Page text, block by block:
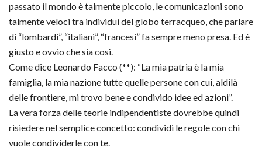
passato il mondo è talmente piccolo, le comunicazioni sono
talmente veloci tra individui del globo terracqueo, che parlare
di “lombardi”, “italiani”, “francesi” fa sempre meno presa. Ed è
giusto e ovvio che sia così.
Come dice Leonardo Facco (**): “La mia patria è la mia
famiglia, la mia nazione tutte quelle persone con cui, aldilà
delle frontiere, mi trovo bene e condivido idee ed azioni”.
La vera forza delle teorie indipendentiste dovrebbe quindi
risiedere nel semplice concetto: condividi le regole con chi
vuole condividerle con te.